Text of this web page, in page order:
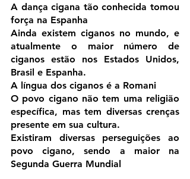
A dança cigana tão conhecida tomou
força na Espanha
Ainda existem ciganos no mundo, e
atualmente o maior número de
ciganos estão nos Estados Unidos,
Brasil e Espanha.
A língua dos ciganos é a Romani
O povo cigano não tem uma religião
específica, mas tem diversas crenças
presente em sua cultura.
Existiram diversas perseguições ao
povo cigano, sendo a maior na
Segunda Guerra Mundial